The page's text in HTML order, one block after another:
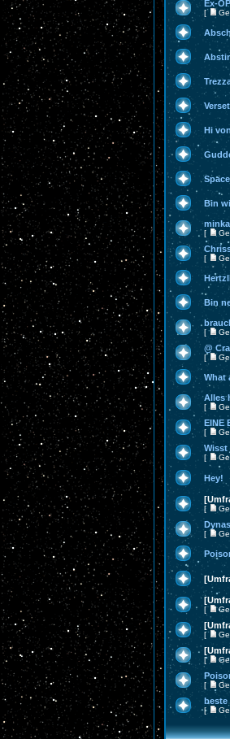
Ex-
[
Hi
Bin
[
[
Bin
[
@
[
What
Alles
[
EINE
[
Wisst
[
Hey!
[
[
[
[
[
[
[